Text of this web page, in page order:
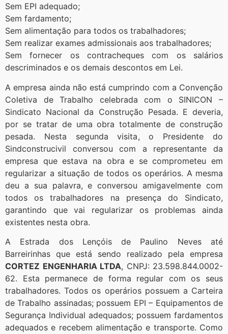
Sem EPI adequado;
Sem fardamento;
Sem alimentação para todos os trabalhadores;
Sem realizar exames admissionais aos trabalhadores;
Sem fornecer os contracheques com os salários
descriminados e os demais descontos em Lei.
A empresa ainda não está cumprindo com a Convenção
Coletiva de Trabalho celebrada com o SINICON –
Sindicato Nacional da Construção Pesada. E deveria,
por se tratar de uma obra totalmente de construção
pesada. Nesta segunda visita, o Presidente do
Sindconstrucivil conversou com a representante da
empresa que estava na obra e se comprometeu em
regularizar a situação de todos os operários. A mesma
deu a sua palavra, e conversou amigavelmente com
todos os trabalhadores na presença do Sindicato,
garantindo que vai regularizar os problemas ainda
existentes nesta obra.
A Estrada dos Lençóis de Paulino Neves até
Barreirinhas que está sendo realizado pela empresa
CORTEZ ENGENHARIA LTDA, CNPJ: 23.598.844.0002-
62. Esta permanece de forma regular com os seus
trabalhadores. Todos os operários possuem a Carteira
de Trabalho assinadas; possuem EPI – Equipamentos de
Segurança Individual adequados; possuem fardamentos
adequados e recebem alimentação e transporte. Como